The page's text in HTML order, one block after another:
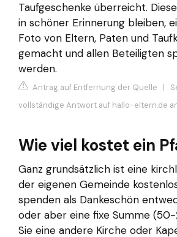
Taufgeschenke überreicht.
in schöner Erinnerung bleiben,
Foto von Eltern, Paten und
gemacht und allen Beteiligten
werden.
Antrag auf Entfernung der Quelle |
vollständige Antwort auf hallo-eltern.de
Wie viel kostet ein
Ganz grundsätzlich ist eine
der eigenen Gemeinde
spenden als Dankeschön
oder aber eine fixe Summe (50-
Sie eine andere Kirche oder